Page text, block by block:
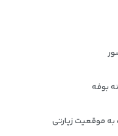
بوفه
به موقعیت زیارتی